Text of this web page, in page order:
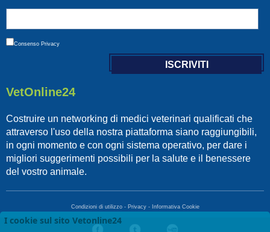
Consenso Privacy
VetOnline24
Costruire un networking di medici veterinari qualificati che
attraverso l'uso della nostra piattaforma siano raggiungibili,
in ogni momento e con ogni sistema operativo, per dare i
migliori suggerimenti possibili per la salute e il benessere
del vostro animale.
Condizioni di utilizzo- Privacy- Informativa Cookie
I cookie sul sito Vetonline24